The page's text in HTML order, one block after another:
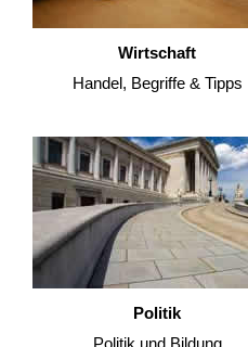
Wirtschaft
Handel, Begriffe & Tipps
Politik
Politik und Bildung